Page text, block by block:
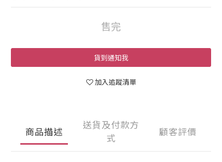
售完
貨到通知我
加入追蹤清單
商品描述
送貨及付款方
式
顧客評價